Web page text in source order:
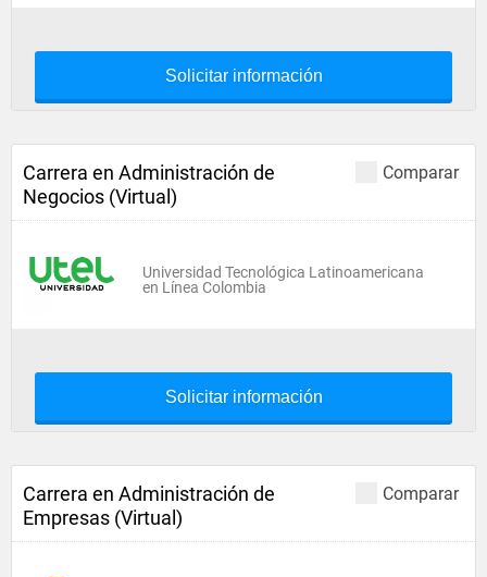
Solicitar información
Comparar
Carrera en Administración de
Negocios (Virtual)
Universidad Tecnológica Latinoamericana
en Línea Colombia
Solicitar información
Comparar
Carrera en Administración de
Empresas (Virtual)